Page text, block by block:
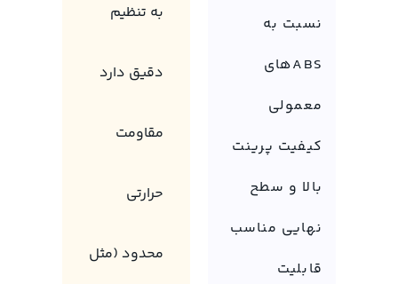
نسبت به
ABSهای
معمولی
کیفیت پرینت
بالا و سطح
نهایی مناسب
قابلیت
به تنظیم
دقیق دارد
مقاومت
حرارتی
محدود (مثل